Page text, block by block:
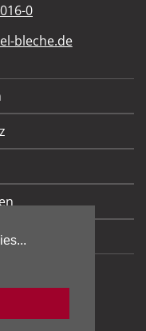
0
bleche.de